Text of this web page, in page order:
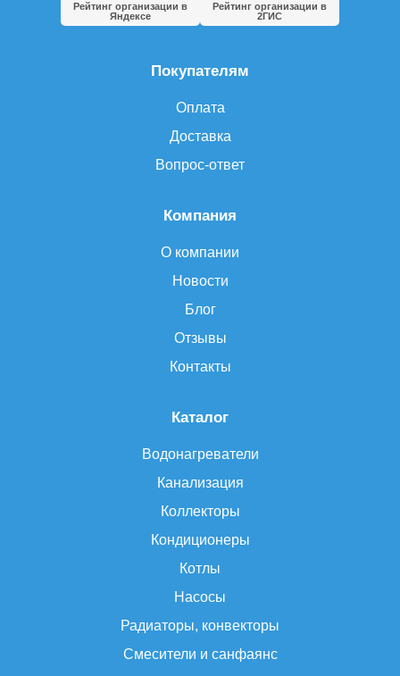
Каталог
Водонагреватели
Канализация
Коллекторы
Кондиционеры
Котлы
Насосы
Радиаторы, конвекторы
Смесители и санфаянс
Компания
О компании
Новости
Блог
Отзывы
Контакты
Покупателям
Оплата
Доставка
Вопрос-ответ
Рейтинг организации в
Яндексе
Рейтинг организации в
2ГИС